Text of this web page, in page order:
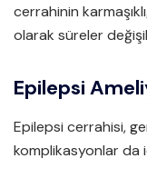
cerrahinin
olarak süreler
Epilepsi
Epilepsi cerrahisi,
komplikasyonlar da